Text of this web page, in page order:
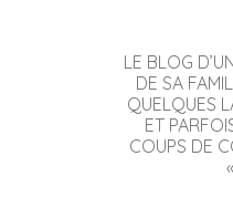
LE BLOG
DE SA
QUELQUES
ET
COUPS DE